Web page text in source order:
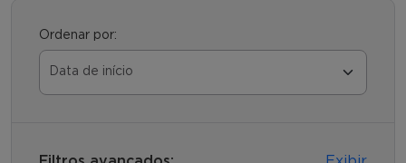
Ordenar por: